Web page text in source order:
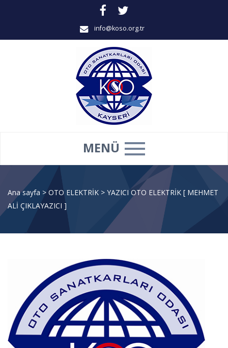
info@koso.org.tr
MENÜ
Ana sayfa > OTO ELEKTRİK > YAZICI OTO ELEKTRİK [ MEHMET
ALİ ÇIKLAYAZICI ]